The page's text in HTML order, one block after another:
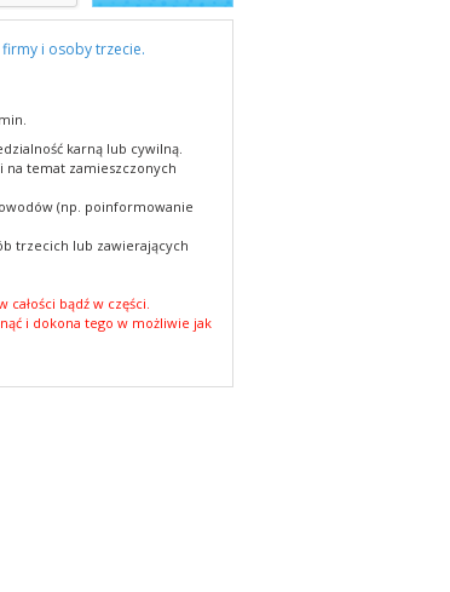
i osoby trzecie.
karną lub cywilną.
na temat zamieszczonych
(np. poinformowanie
trzecich lub zawierających
bądź w części.
i dokona tego w możliwie jak